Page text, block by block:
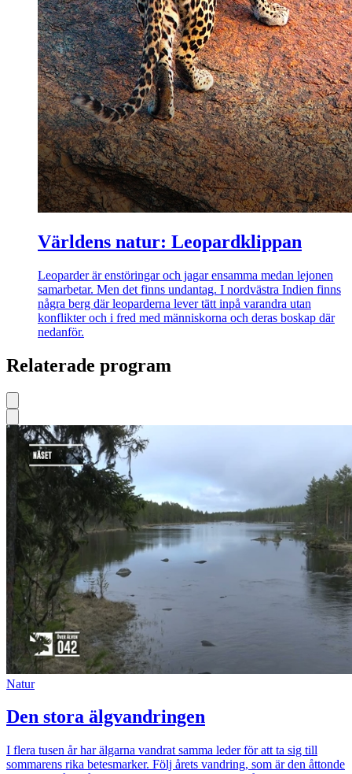
Världens natur: Leopardklippan
Leoparder är enstöringar och jagar ensamma medan lejonen
samarbetar. Men det finns undantag. I nordvästra Indien finns
några berg där leoparderna lever tätt inpå varandra utan
konflikter och i fred med människorna och deras boskap där
nedanför.
Relaterade program
Natur
Den stora älgvandringen
I flera tusen år har älgarna vandrat samma leder för att ta sig till
sommarens rika betesmarker. Följ årets vandring, som är den åttonde